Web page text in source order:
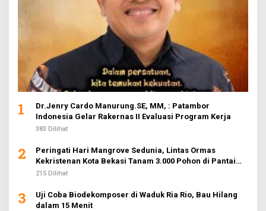
1
Dr.Jenry Cardo Manurung.SE, MM, : Patambor
Indonesia Gelar Rakernas II Evaluasi Program Kerja
383 Dilihat
2
Peringati Hari Mangrove Sedunia, Lintas Ormas
Kekristenan Kota Bekasi Tanam 3.000 Pohon di Pantai
Sederhana
215 Dilihat
3
Uji Coba Biodekomposer di Waduk Ria Rio, Bau Hilang
dalam 15 Menit